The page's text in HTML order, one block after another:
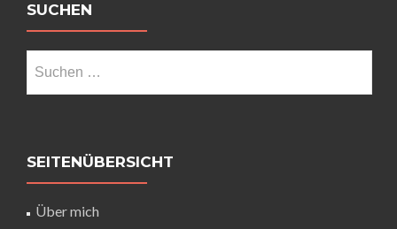
SUCHEN
SEITENÜBERSICHT
Über mich